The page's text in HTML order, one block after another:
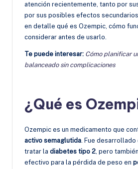
atención recientemente, tanto por
por sus posibles efectos
en detalle qué es Ozempic, cómo
considerar antes de usarlo.
Te puede interesar: Cómo planificar
balanceado sin complicaciones
¿Qué es
Ozempic es un medicamento que
activo semaglutida. Fue
tratar la diabetes tipo 2, pero
efectivo para la pérdida de peso en